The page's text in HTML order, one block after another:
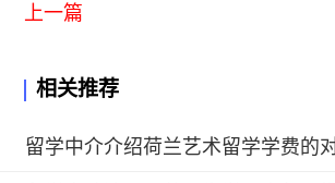
上一篇
相关推荐
留学中介介绍荷兰艺术留学学费的